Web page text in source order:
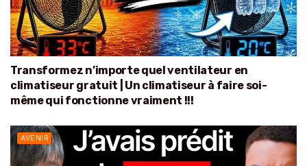
Transformez n’importe quel ventilateur en
climatiseur gratuit | Un climatiseur à faire soi-
même qui fonctionne vraiment !!!
AVENIR